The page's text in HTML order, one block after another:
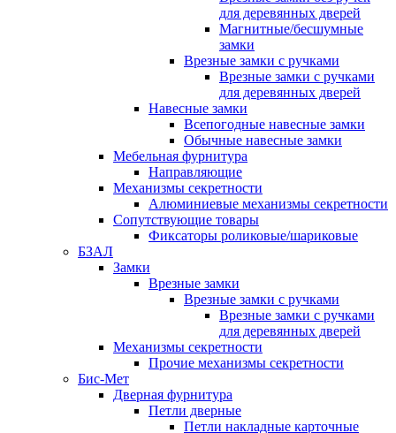
для деревянных дверей
Магнитные/бесшумные
замки
Врезные замки с ручками
Врезные замки с ручками
для деревянных дверей
Навесные замки
Всепогодные навесные замки
Обычные навесные замки
Мебельная фурнитура
Направляющие
Механизмы секретности
Алюминиевые механизмы секретности
Сопутствующие товары
Фиксаторы роликовые/шариковые
БЗАЛ
Замки
Врезные замки
Врезные замки с ручками
Врезные замки с ручками
для деревянных дверей
Механизмы секретности
Прочие механизмы секретности
Бис-Мет
Дверная фурнитура
Петли дверные
Петли накладные карточные